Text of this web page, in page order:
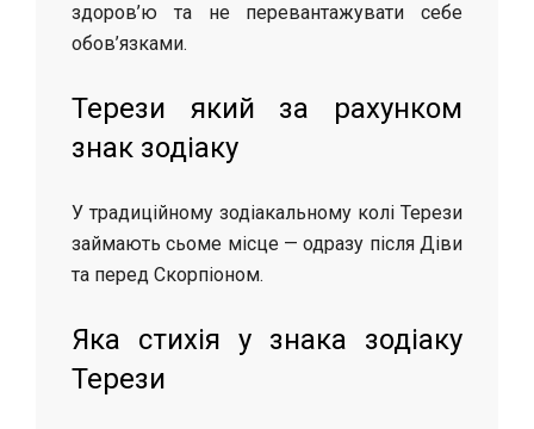
здоров’ю та не перевантажувати себе
обов’язками.
Терези який за рахунком
знак зодіаку
У традиційному зодіакальному колі Терези
займають сьоме місце — одразу після Діви
та перед Скорпіоном.
Яка стихія у знака зодіаку
Терези